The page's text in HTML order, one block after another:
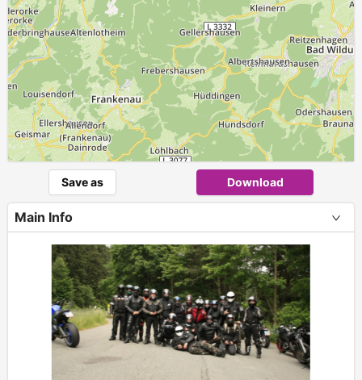
Save as Download
Main Info